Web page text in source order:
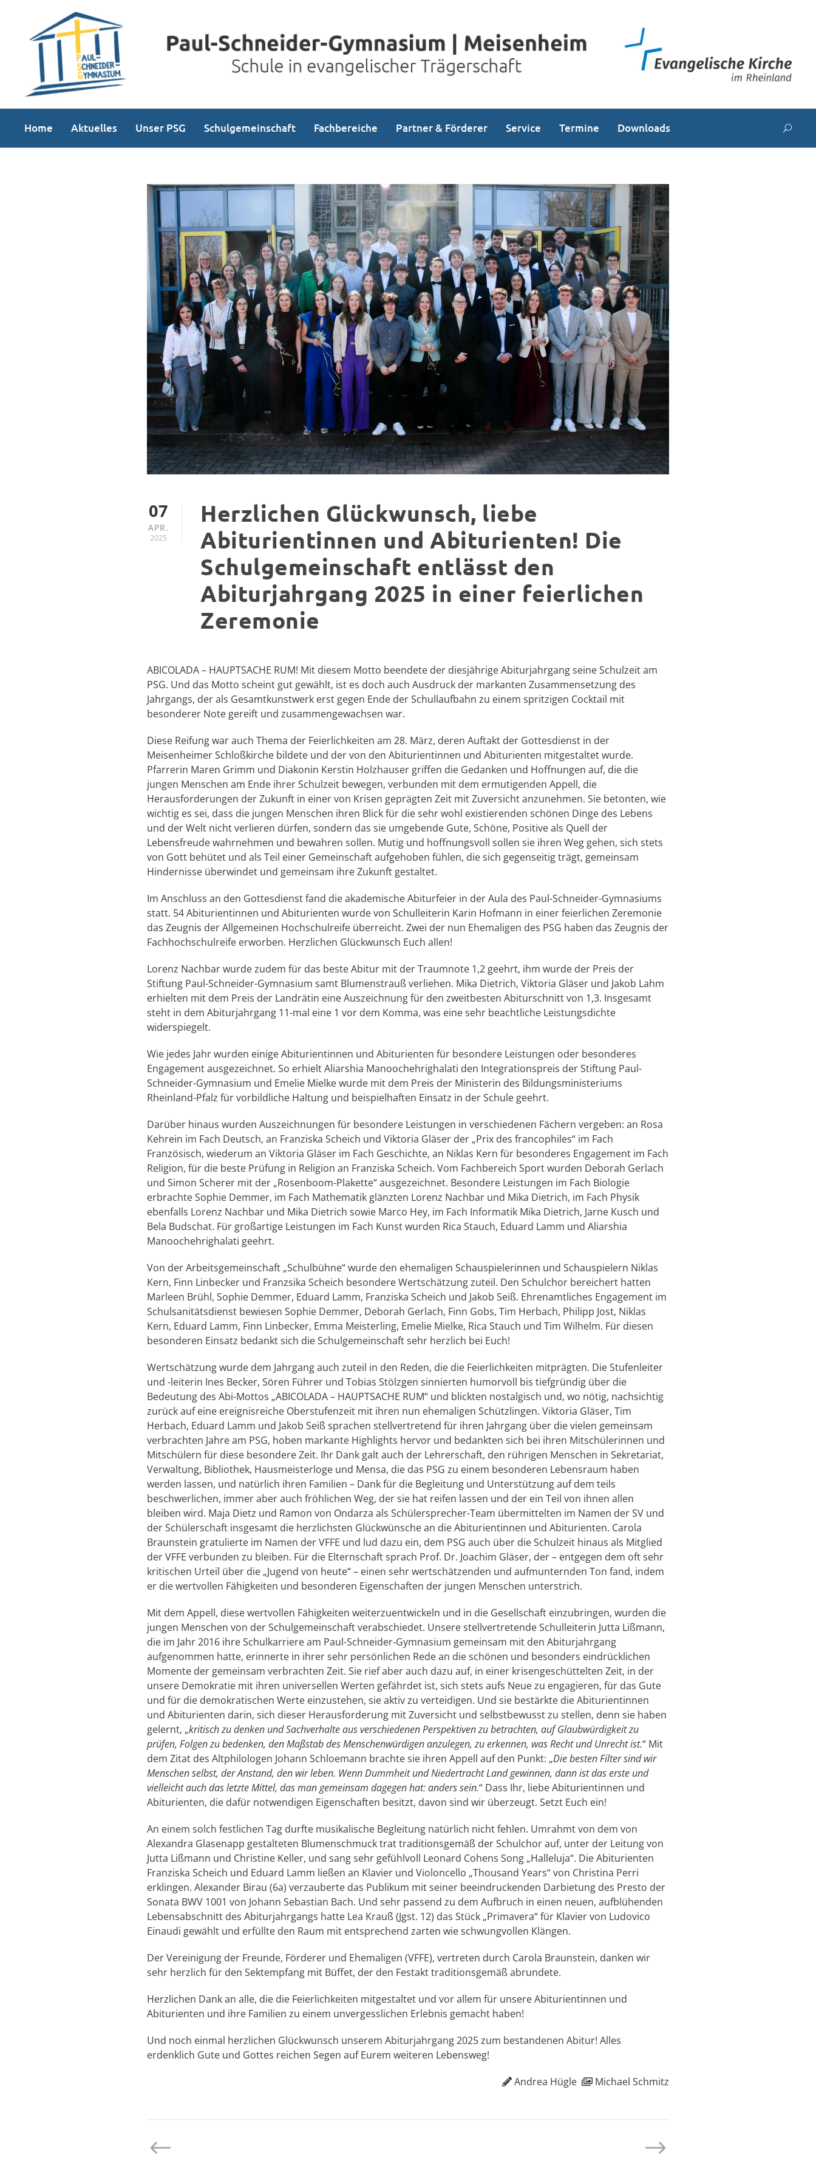
Home Aktuelles Unser PSG Schulgemeinschaft Fachbereiche Partner & Förderer Service Termine Downloads
07
APR.
2025
Herzlichen Glückwunsch, liebe
Abiturientinnen und Abiturienten! Die
Schulgemeinschaft entlässt den
Abiturjahrgang 2025 in einer feierlichen
Zeremonie
ABICOLADA – HAUPTSACHE RUM! Mit diesem Motto beendete der diesjährige Abiturjahrgang seine Schulzeit am
PSG. Und das Motto scheint gut gewählt, ist es doch auch Ausdruck der markanten Zusammensetzung des
Jahrgangs, der als Gesamtkunstwerk erst gegen Ende der Schullaufbahn zu einem spritzigen Cocktail mit
besonderer Note gereift und zusammengewachsen war.
Diese Reifung war auch Thema der Feierlichkeiten am 28. März, deren Auftakt der Gottesdienst in der
Meisenheimer Schloßkirche bildete und der von den Abiturientinnen und Abiturienten mitgestaltet wurde.
Pfarrerin Maren Grimm und Diakonin Kerstin Holzhauser griffen die Gedanken und Hoffnungen auf, die die
jungen Menschen am Ende ihrer Schulzeit bewegen, verbunden mit dem ermutigenden Appell, die
Herausforderungen der Zukunft in einer von Krisen geprägten Zeit mit Zuversicht anzunehmen. Sie betonten, wie
wichtig es sei, dass die jungen Menschen ihren Blick für die sehr wohl existierenden schönen Dinge des Lebens
und der Welt nicht verlieren dürfen, sondern das sie umgebende Gute, Schöne, Positive als Quell der
Lebensfreude wahrnehmen und bewahren sollen. Mutig und hoffnungsvoll sollen sie ihren Weg gehen, sich stets
von Gott behütet und als Teil einer Gemeinschaft aufgehoben fühlen, die sich gegenseitig trägt, gemeinsam
Hindernisse überwindet und gemeinsam ihre Zukunft gestaltet.
Im Anschluss an den Gottesdienst fand die akademische Abiturfeier in der Aula des Paul-Schneider-Gymnasiums
statt. 54 Abiturientinnen und Abiturienten wurde von Schulleiterin Karin Hofmann in einer feierlichen Zeremonie
das Zeugnis der Allgemeinen Hochschulreife überreicht. Zwei der nun Ehemaligen des PSG haben das Zeugnis der
Fachhochschulreife erworben. Herzlichen Glückwunsch Euch allen!
Lorenz Nachbar wurde zudem für das beste Abitur mit der Traumnote 1,2 geehrt, ihm wurde der Preis der
Stiftung Paul-Schneider-Gymnasium samt Blumenstrauß verliehen. Mika Dietrich, Viktoria Gläser und Jakob Lahm
erhielten mit dem Preis der Landrätin eine Auszeichnung für den zweitbesten Abiturschnitt von 1,3. Insgesamt
steht in dem Abiturjahrgang 11-mal eine 1 vor dem Komma, was eine sehr beachtliche Leistungsdichte
widerspiegelt.
Wie jedes Jahr wurden einige Abiturientinnen und Abiturienten für besondere Leistungen oder besonderes
Engagement ausgezeichnet. So erhielt Aliarshia Manoochehrighalati den Integrationspreis der Stiftung Paul-
Schneider-Gymnasium und Emelie Mielke wurde mit dem Preis der Ministerin des Bildungsministeriums
Rheinland-Pfalz für vorbildliche Haltung und beispielhaften Einsatz in der Schule geehrt.
Darüber hinaus wurden Auszeichnungen für besondere Leistungen in verschiedenen Fächern vergeben: an Rosa
Kehrein im Fach Deutsch, an Franziska Scheich und Viktoria Gläser der „Prix des francophiles“ im Fach
Französisch, wiederum an Viktoria Gläser im Fach Geschichte, an Niklas Kern für besonderes Engagement im Fach
Religion, für die beste Prüfung in Religion an Franziska Scheich. Vom Fachbereich Sport wurden Deborah Gerlach
und Simon Scherer mit der „Rosenboom-Plakette“ ausgezeichnet. Besondere Leistungen im Fach Biologie
erbrachte Sophie Demmer, im Fach Mathematik glänzten Lorenz Nachbar und Mika Dietrich, im Fach Physik
ebenfalls Lorenz Nachbar und Mika Dietrich sowie Marco Hey, im Fach Informatik Mika Dietrich, Jarne Kusch und
Bela Budschat. Für großartige Leistungen im Fach Kunst wurden Rica Stauch, Eduard Lamm und Aliarshia
Manoochehrighalati geehrt.
Von der Arbeitsgemeinschaft „Schulbühne“ wurde den ehemaligen Schauspielerinnen und Schauspielern Niklas
Kern, Finn Linbecker und Franzsika Scheich besondere Wertschätzung zuteil. Den Schulchor bereichert hatten
Marleen Brühl, Sophie Demmer, Eduard Lamm, Franziska Scheich und Jakob Seiß. Ehrenamtliches Engagement im
Schulsanitätsdienst bewiesen Sophie Demmer, Deborah Gerlach, Finn Gobs, Tim Herbach, Philipp Jost, Niklas
Kern, Eduard Lamm, Finn Linbecker, Emma Meisterling, Emelie Mielke, Rica Stauch und Tim Wilhelm. Für diesen
besonderen Einsatz bedankt sich die Schulgemeinschaft sehr herzlich bei Euch!
Wertschätzung wurde dem Jahrgang auch zuteil in den Reden, die die Feierlichkeiten mitprägten. Die Stufenleiter
und -leiterin Ines Becker, Sören Führer und Tobias Stölzgen sinnierten humorvoll bis tiefgründig über die
Bedeutung des Abi-Mottos „ABICOLADA – HAUPTSACHE RUM“ und blickten nostalgisch und, wo nötig, nachsichtig
zurück auf eine ereignisreiche Oberstufenzeit mit ihren nun ehemaligen Schützlingen. Viktoria Gläser, Tim
Herbach, Eduard Lamm und Jakob Seiß sprachen stellvertretend für ihren Jahrgang über die vielen gemeinsam
verbrachten Jahre am PSG, hoben markante Highlights hervor und bedankten sich bei ihren Mitschülerinnen und
Mitschülern für diese besondere Zeit. Ihr Dank galt auch der Lehrerschaft, den rührigen Menschen in Sekretariat,
Verwaltung, Bibliothek, Hausmeisterloge und Mensa, die das PSG zu einem besonderen Lebensraum haben
werden lassen, und natürlich ihren Familien – Dank für die Begleitung und Unterstützung auf dem teils
beschwerlichen, immer aber auch fröhlichen Weg, der sie hat reifen lassen und der ein Teil von ihnen allen
bleiben wird. Maja Dietz und Ramon von Ondarza als Schülersprecher-Team übermittelten im Namen der SV und
der Schülerschaft insgesamt die herzlichsten Glückwünsche an die Abiturientinnen und Abiturienten. Carola
Braunstein gratulierte im Namen der VFFE und lud dazu ein, dem PSG auch über die Schulzeit hinaus als Mitglied
der VFFE verbunden zu bleiben. Für die Elternschaft sprach Prof. Dr. Joachim Gläser, der – entgegen dem oft sehr
kritischen Urteil über die „Jugend von heute“ – einen sehr wertschätzenden und aufmunternden Ton fand, indem
er die wertvollen Fähigkeiten und besonderen Eigenschaften der jungen Menschen unterstrich.
Mit dem Appell, diese wertvollen Fähigkeiten weiterzuentwickeln und in die Gesellschaft einzubringen, wurden die
jungen Menschen von der Schulgemeinschaft verabschiedet. Unsere stellvertretende Schulleiterin Jutta Lißmann,
die im Jahr 2016 ihre Schulkarriere am Paul-Schneider-Gymnasium gemeinsam mit den Abiturjahrgang
aufgenommen hatte, erinnerte in ihrer sehr persönlichen Rede an die schönen und besonders eindrücklichen
Momente der gemeinsam verbrachten Zeit. Sie rief aber auch dazu auf, in einer krisengeschüttelten Zeit, in der
unsere Demokratie mit ihren universellen Werten gefährdet ist, sich stets aufs Neue zu engagieren, für das Gute
und für die demokratischen Werte einzustehen, sie aktiv zu verteidigen. Und sie bestärkte die Abiturientinnen
und Abiturienten darin, sich dieser Herausforderung mit Zuversicht und selbstbewusst zu stellen, denn sie haben
gelernt, „kritisch zu denken und Sachverhalte aus verschiedenen Perspektiven zu betrachten, auf Glaubwürdigkeit zu
prüfen, Folgen zu bedenken, den Maßstab des Menschenwürdigen anzulegen, zu erkennen, was Recht und Unrecht ist.“ Mit
dem Zitat des Altphilologen Johann Schloemann brachte sie ihren Appell auf den Punkt: „Die besten Filter sind wir
Menschen selbst, der Anstand, den wir leben. Wenn Dummheit und Niedertracht Land gewinnen, dann ist das erste und
vielleicht auch das letzte Mittel, das man gemeinsam dagegen hat: anders sein.“ Dass Ihr, liebe Abiturientinnen und
Abiturienten, die dafür notwendigen Eigenschaften besitzt, davon sind wir überzeugt. Setzt Euch ein!
An einem solch festlichen Tag durfte musikalische Begleitung natürlich nicht fehlen. Umrahmt von dem von
Alexandra Glasenapp gestalteten Blumenschmuck trat traditionsgemäß der Schulchor auf, unter der Leitung von
Jutta Lißmann und Christine Keller, und sang sehr gefühlvoll Leonard Cohens Song „Halleluja“. Die Abiturienten
Franziska Scheich und Eduard Lamm ließen an Klavier und Violoncello „Thousand Years“ von Christina Perri
erklingen. Alexander Birau (6a) verzauberte das Publikum mit seiner beeindruckenden Darbietung des Presto der
Sonata BWV 1001 von Johann Sebastian Bach. Und sehr passend zu dem Aufbruch in einen neuen, aufblühenden
Lebensabschnitt des Abiturjahrgangs hatte Lea Krauß (Jgst. 12) das Stück „Primavera“ für Klavier von Ludovico
Einaudi gewählt und erfüllte den Raum mit entsprechend zarten wie schwungvollen Klängen.
Der Vereinigung der Freunde, Förderer und Ehemaligen (VFFE), vertreten durch Carola Braunstein, danken wir
sehr herzlich für den Sektempfang mit Büffet, der den Festakt traditionsgemäß abrundete.
Herzlichen Dank an alle, die die Feierlichkeiten mitgestaltet und vor allem für unsere Abiturientinnen und
Abiturienten und ihre Familien zu einem unvergesslichen Erlebnis gemacht haben!
Und noch einmal herzlichen Glückwunsch unserem Abiturjahrgang 2025 zum bestandenen Abitur! Alles
erdenklich Gute und Gottes reichen Segen auf Eurem weiteren Lebensweg!
Andrea Hügle
Michael Schmitz